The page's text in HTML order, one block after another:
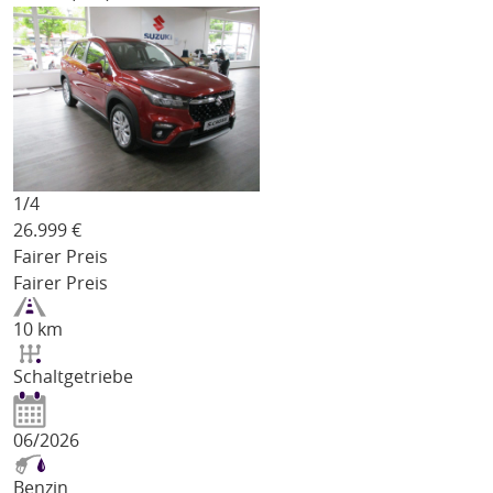
1/4
26.999 €
Fairer Preis
Fairer Preis
10 km
Schaltgetriebe
06/2026
Benzin